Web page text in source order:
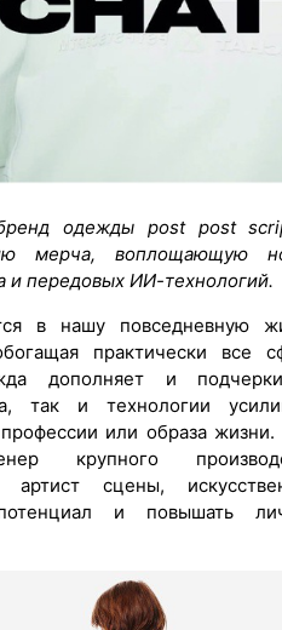
одежды post post
мерча, воплощающую
и передовых ИИ-технологий.
в нашу повседневную
практически все
дополняет и
так и технологии
или образа жизни.
крупного
артист сцены,
и повышать